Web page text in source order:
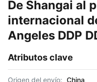
De Shangai al
internacional
Angeles DDP
Atributos clave
Origen del envío: China